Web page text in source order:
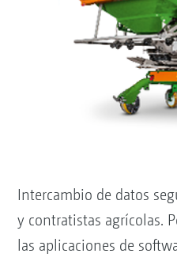
Intercambio de datos
y contratistas agrícolas.
las aplicaciones de